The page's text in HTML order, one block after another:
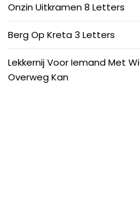
Onzin Uitkramen 8 Letters
Berg Op Kreta 3 Letters
Lekkernij Voor Iemand Met
Overweg Kan